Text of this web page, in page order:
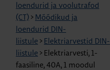
loendurid ja voolutrafod
(CT) > Mõõdikud ja
loendurid DIN-
liistule > Elektriarvestid DIN-
liistule > Elektriarvesti, 1-
faasiline, 40A, 1 moodul